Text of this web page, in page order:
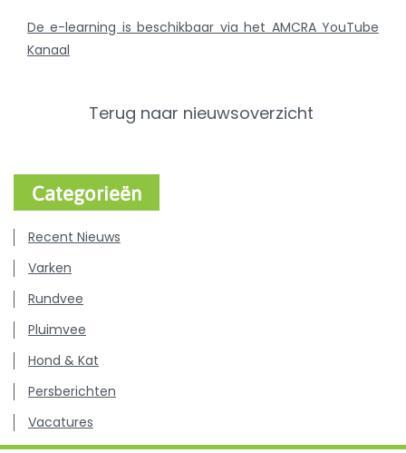
De e-learning is beschikbaar via het AMCRA YouTube
Kanaal
Terug naar nieuwsoverzicht
Categorieën
Recent Nieuws
Varken
Rundvee
Pluimvee
Hond & Kat
Persberichten
Vacatures